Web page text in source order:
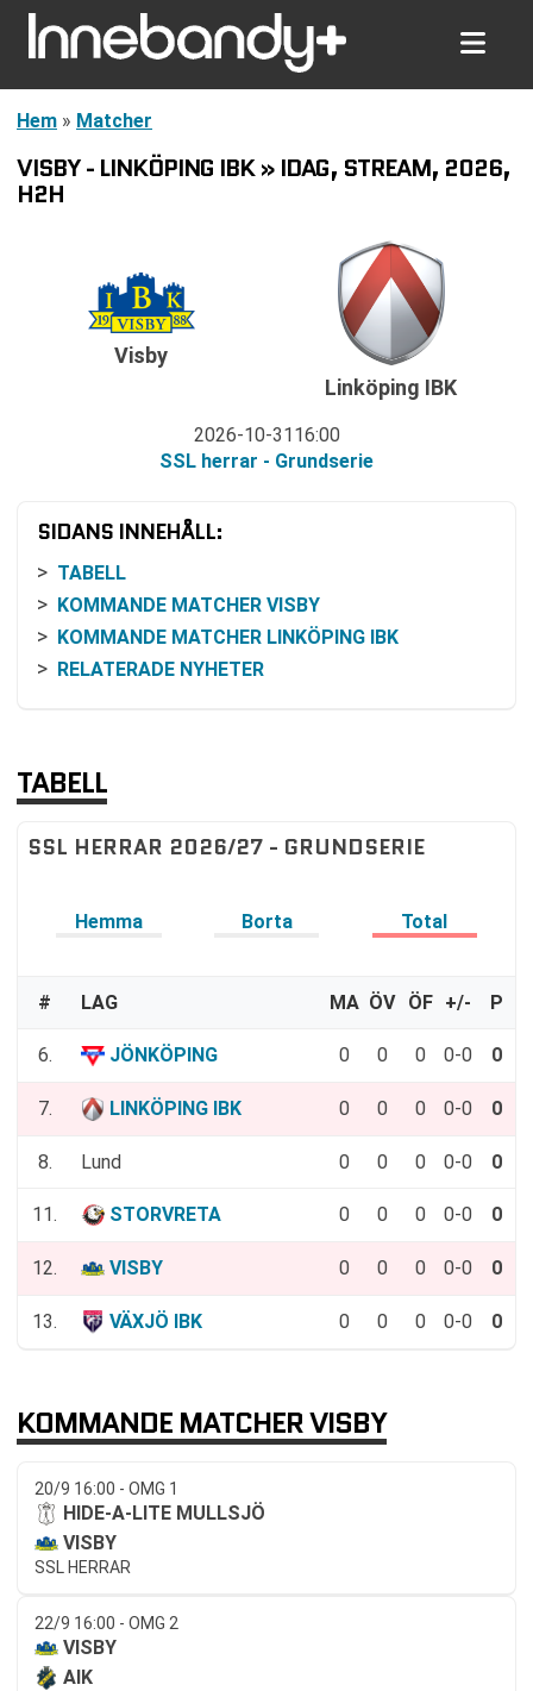
Hem » Matcher
VISBY - LINKÖPING IBK » IDAG, STREAM, 2026,
H2H
Visby
2026-10-3116:00
SSL herrar - Grundserie
Linköping IBK
SIDANS INNEHÅLL:
TABELL
KOMMANDE MATCHER VISBY
KOMMANDE MATCHER LINKÖPING IBK
RELATERADE NYHETER
TABELL
SSL HERRAR 2026/27 - GRUNDSERIE
Hemma Borta Total
# LAG MA ÖV ÖF +/- P
6. JÖNKÖPING 0 0 0 0-0 0
7. LINKÖPING IBK 0 0 0 0-0 0
8. Lund 0 0 0 0-0 0
11. STORVRETA 0 0 0 0-0 0
12. VISBY 0 0 0 0-0 0
13. VÄXJÖ IBK 0 0 0 0-0 0
KOMMANDE MATCHER VISBY
20/9 16:00 - OMG 1
HIDE-A-LITE MULLSJÖ
VISBY
SSL HERRAR
22/9 16:00 - OMG 2
VISBY
AIK